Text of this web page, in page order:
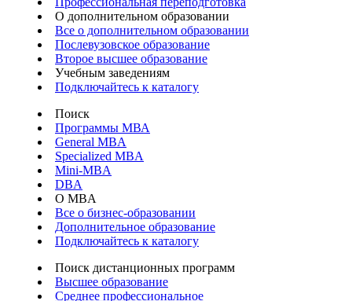
О дополнительном образовании
Все о дополнительном образовании
Послевузовское образование
Второе высшее образование
Учебным заведениям
Подключайтесь к каталогу
Поиск
Программы МВА
General MBA
Specialized MBA
Mini-MBA
DBA
О MBA
Все о бизнес-образовании
Дополнительное образование
Подключайтесь к каталогу
Поиск дистанционных программ
Высшее образование
Среднее профессиональное